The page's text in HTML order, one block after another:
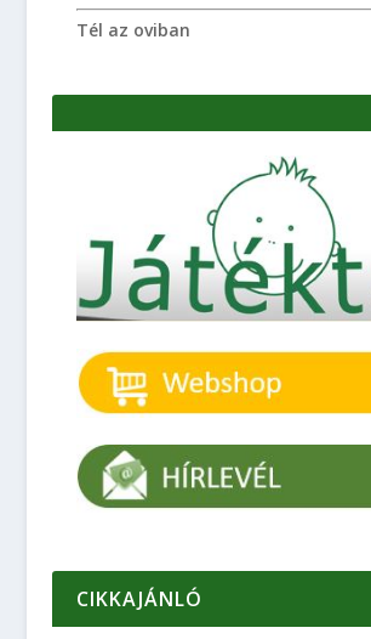
Tél az oviban
CIKKAJÁNLÓ